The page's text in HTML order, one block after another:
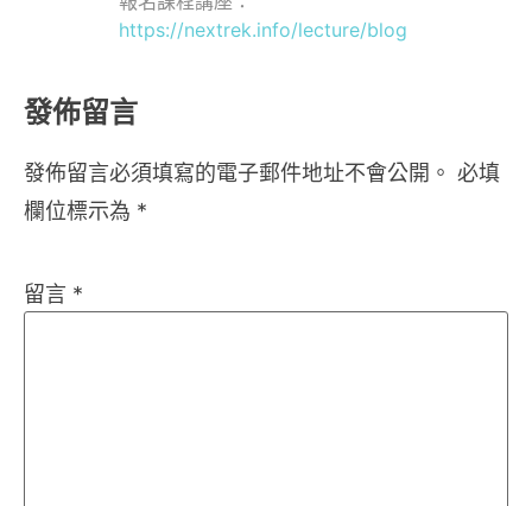
https://nextrek.info/lecture/blog
發佈留言
發佈留言必須填寫的電子郵件地址不會公開。 必填
欄位標示為 *
留言 *